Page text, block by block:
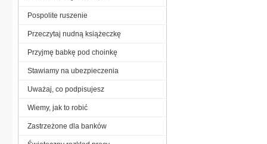
Pospolite ruszenie
Przeczytaj nudną książeczkę
Przyjmę babkę pod choinkę
Stawiamy na ubezpieczenia
Uważaj, co podpisujesz
Wiemy, jak to robić
Zastrzeżone dla banków